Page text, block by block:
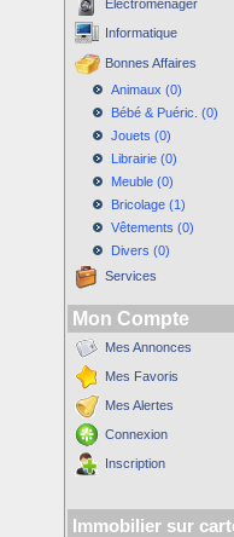
Eléctroménager
Informatique
Bonnes Affaires
Animaux (0)
Bébé & Puéric. (0)
Jouets (0)
Librairie (0)
Meuble (0)
Bricolage (1)
Vêtements (0)
Divers (0)
Services
Mon Compte
Mes Annonces
Mes Favoris
Mes Alertes
Connexion
Inscription
Immobilier sur